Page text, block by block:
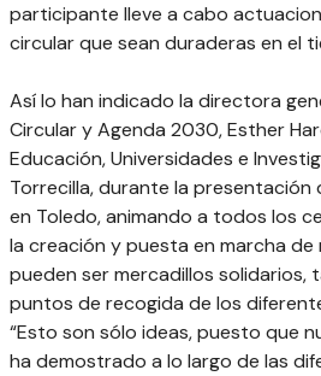
participante lleve a cabo
circular que sean duraderas en el
Así lo han indicado la directora
Circular y Agenda 2030, Esther
Educación, Universidades e
Torrecilla, durante la presentación
en Toledo, animando a todos los
la creación y puesta en marcha de
pueden ser mercadillos solidarios,
puntos de recogida de los
“Esto son sólo ideas, puesto que
ha demostrado a lo largo de las